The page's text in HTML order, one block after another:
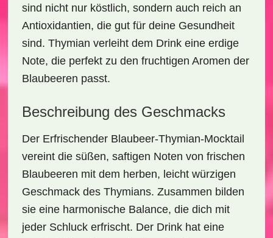
sind nicht nur köstlich, sondern auch reich an
Antioxidantien, die gut für deine Gesundheit
sind. Thymian verleiht dem Drink eine erdige
Note, die perfekt zu den fruchtigen Aromen der
Blaubeeren passt.
Beschreibung des Geschmacks
Der Erfrischender Blaubeer-Thymian-Mocktail
vereint die süßen, saftigen Noten von frischen
Blaubeeren mit dem herben, leicht würzigen
Geschmack des Thymians. Zusammen bilden
sie eine harmonische Balance, die dich mit
jeder Schluck erfrischt. Der Drink hat eine